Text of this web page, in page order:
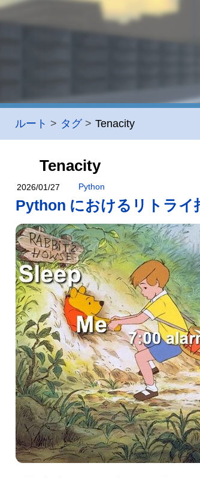
ルート タグ Tenacity
Tenacity
2026/01/27 Python
Python におけるリトライ